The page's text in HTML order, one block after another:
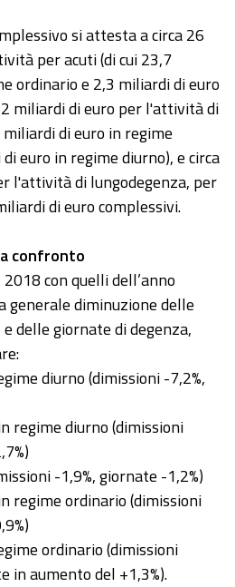
si attesta a circa 26
per acuti (di cui 23,7
ordinario e 2,3 miliardi di euro
miliardi di euro per l'attività di
di euro in regime
euro in regime diurno), e circa
l'attività di lungodegenza, per
di euro complessivi.
confronto
con quelli dell’anno
generale diminuzione delle
delle giornate di degenza,
diurno (dimissioni -7,2%,
regime diurno (dimissioni
-1,9%, giornate -1,2%)
regime ordinario (dimissioni
ordinario (dimissioni
in aumento del +1,3%).